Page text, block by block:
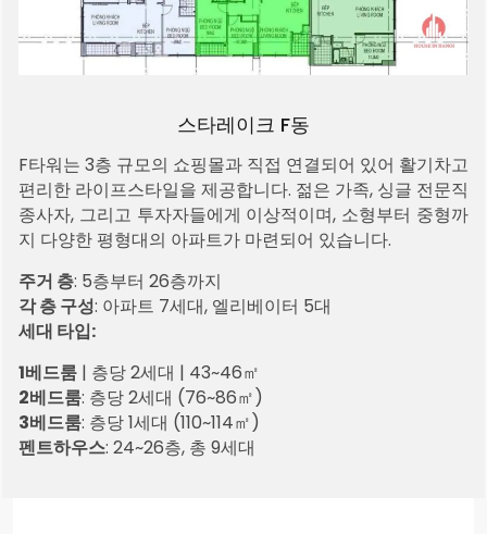
스타레이크 F동
F타워는 3층 규모의 쇼핑몰과 직접 연결되어 있어 활기차고
편리한 라이프스타일을 제공합니다. 젊은 가족, 싱글 전문직
종사자, 그리고 투자자들에게 이상적이며, 소형부터 중형까
지 다양한 평형대의 아파트가 마련되어 있습니다.
주거 층: 5층부터 26층까지
각 층 구성: 아파트 7세대, 엘리베이터 5대
세대 타입:
1베드룸 | 층당 2세대 | 43~46㎡
2베드룸: 층당 2세대 (76~86㎡)
3베드룸: 층당 1세대 (110~114㎡)
펜트하우스: 24~26층, 총 9세대